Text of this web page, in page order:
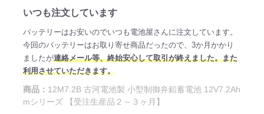
いつも注文しています
バッテリーはお安いのでいつも電池屋さんに注文しています。
今回のバッテリーはお取り寄せ商品だったので、3か月かかり
ましたが連絡メール等、終始安心して取引が終えました。また
利用させていただきます。
商品： 12M7.2B 古河電池製 小型制御弁鉛蓄電池 12V7.2Ah
mシリーズ 【受注生産品２～３ヶ月】